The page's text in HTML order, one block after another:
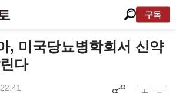
구독
, 미국당뇨병학회서 신약
다